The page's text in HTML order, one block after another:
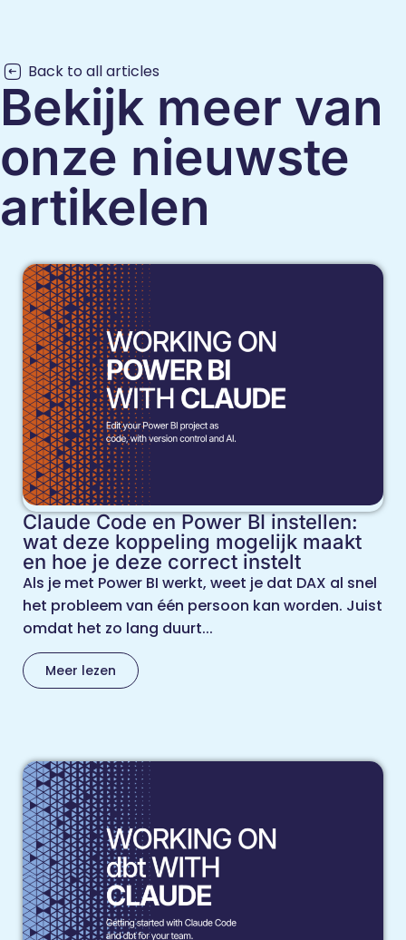
Back to all articles
Bekijk meer van
onze nieuwste
artikelen
Claude Code en Power BI instellen:
wat deze koppeling mogelijk maakt
en hoe je deze correct instelt
Als je met Power BI werkt, weet je dat DAX al snel
het probleem van één persoon kan worden. Juist
omdat het zo lang duurt...
Meer lezen